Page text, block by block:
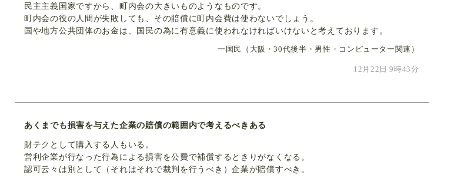
民主主義国家ですから、町内会の大きいものようなものです。
町内会の役の人間が失敗しても、その賠償に町内会費は使わないでしょう。
国や地方公共団体のお金は、国民の為に有意義に使われなければいけないと考えております。
一国民（大阪・30代後半・男性・コンピューター関連）
12月22日 9時43分
あくまでも損害を与えた企業の賠償の範囲内で考えるべきある
財テクとして購入する人もいる。
営利企業が行なった行為による損害を公費で補償するときりがなくなる。
認可云々は別として（それはそれで裁判を行うべき）企業が賠償すべき。